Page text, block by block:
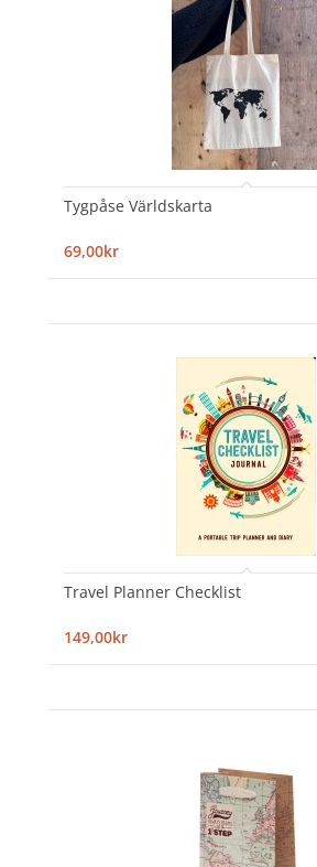
Tygpåse Världskarta
69,00kr
Travel Planner Checklist
149,00kr